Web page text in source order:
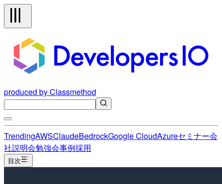
produced by Classmethod
TrendingAWSClaudeBedrockGoogle CloudAzureセミナー会
社説明会勉強会事例採用
目次